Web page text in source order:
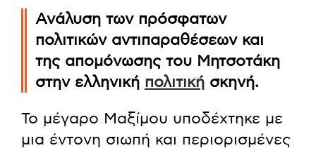
Ανάλυση των πρόσφατων
πολιτικών αντιπαραθέσεων και
της απομόνωσης του Μητσοτάκη
στην ελληνική πολιτική σκηνή.
Το μέγαρο Μαξίμου υποδέχτηκε με
μια έντονη σιωπή και περιορισμένες